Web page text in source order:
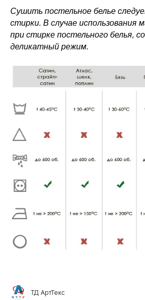
Сушить постельное белье
стирки. В случае использования
при стирке постельного белья,
деликатный режим.
ТД АртТекс